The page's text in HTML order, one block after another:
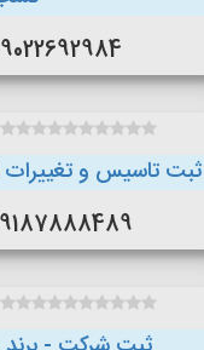
09022692984
ثبت تاسیس و
09187888489